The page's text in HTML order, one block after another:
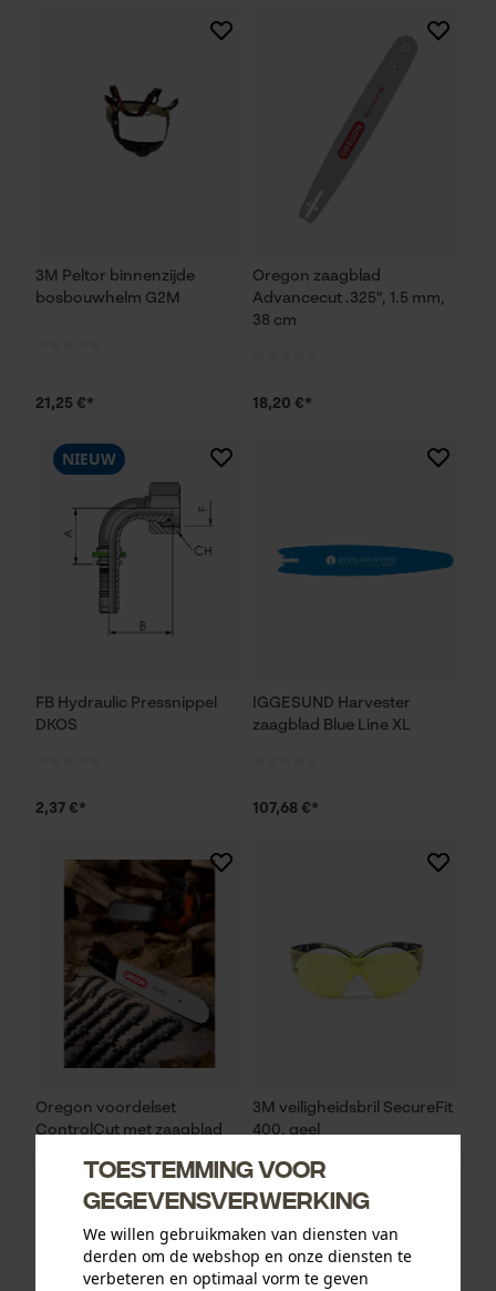
3M Peltor binnenzijde
bosbouwhelm G2M
21,25 €*
Oregon zaagblad
Advancecut .325", 1.5 mm,
38 cm
18,20 €*
FB Hydraulic Pressnippel
DKOS
NIEUW
2,37 €*
IGGESUND Harvester
zaagblad Blue Line XL
107,68 €*
Oregon voordelset
ControlCut met zaagblad
mm, 45 cm
95,31 €*
3M veiligheidsbril SecureFit
400, geel
13,12 €*
Toestemming voor
gegevensverwerking
We willen gebruikmaken van diensten van
derden om de webshop en onze diensten te
verbeteren en optimaal vorm te geven